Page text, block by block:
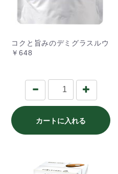
コクと旨みのデミグラスルウ
￥648
カートに入れる